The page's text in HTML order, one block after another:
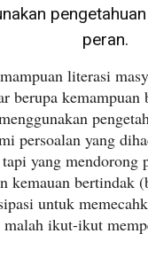
peran.
literasi
berupa
persoalan yang
yang mendorong
kemauan bertindak
untuk
ikut-ikut